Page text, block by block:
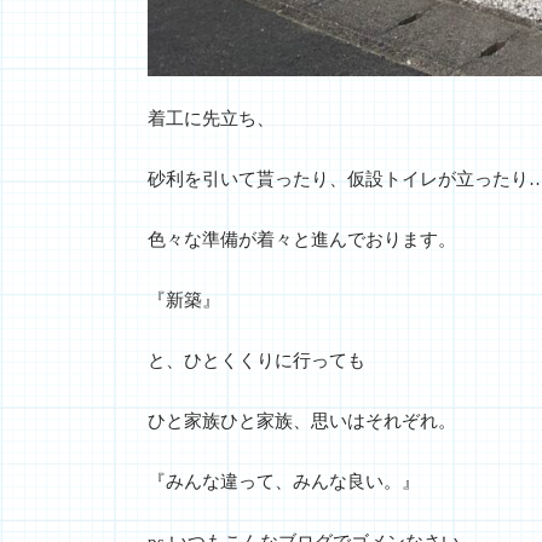
着工に先立ち、
砂利を引いて貰ったり、仮設トイレが立ったり
色々な準備が着々と進んでおります。
『新築』
と、ひとくくりに行っても
ひと家族ひと家族、思いはそれぞれ。
『みんな違って、みんな良い。』